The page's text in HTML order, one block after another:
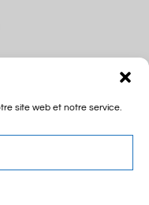
site web et notre service.